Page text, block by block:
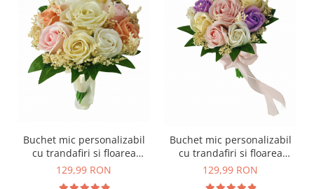
Buchet mic personalizabil
cu trandafiri si floarea
miresei (Crem, Multicolor)
129,99 RON
Buchet mic personalizabil
cu trandafiri si floarea
miresei (Roz, Multicolor)
129,99 RON